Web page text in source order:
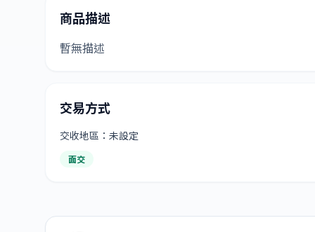
商品描述
暫無描述
交易方式
交收地區：未設定
面交